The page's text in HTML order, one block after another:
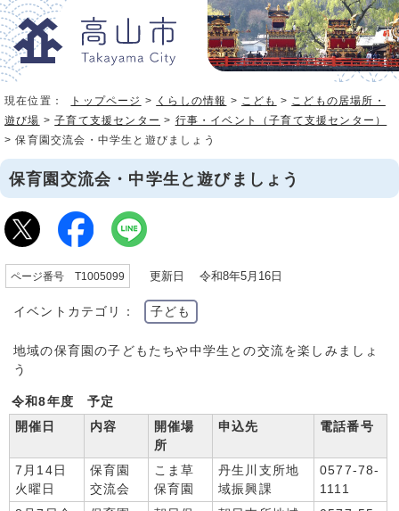
現在位置： トップページ > くらしの情報 > こども > こどもの居場所・
遊び場 >子育て支援センター > 行事・イベント（子育て支援センター）
> 保育園交流会・中学生と遊びましょう
保育園交流会・中学生と遊びましょう
ページ番号 T1005099 更新日 令和8年5月16日
イベントカテゴリ： 子ども
地域の保育園の子どもたちや中学生との交流を楽しみましょ
う
令和8年度 予定
開催日
内容
開催場
所
申込先 電話番号
7月14日
火曜日
保育園
交流会
こま草
保育園
丹生川支所地
域振興課
0577-78-
1111